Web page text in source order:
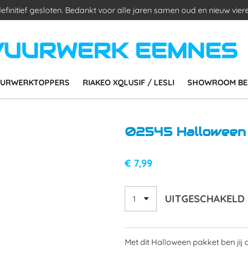
gesloten. Bedankt voor alle jaren samen oud en nieuw
EEMNES
RIAKEO XQLUSIF / LESLI SHOWROOM
02545 Halloween
€ 7,99
UITGESCHAKELD
Met dit Halloween pakket ben jij